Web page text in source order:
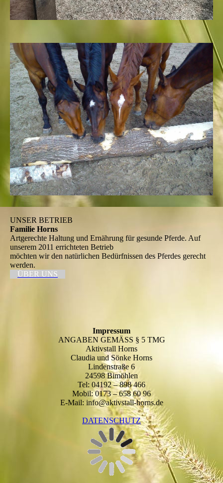
UNSER BETRIEB
Familie Horns
Artgerechte Haltung und Ernährung für gesunde Pferde. Auf
unserem 2011 errichteten Betrieb
möchten wir den natürlichen Bedürfnissen des Pferdes gerecht
werden.
ÜBER UNS
Impressum
ANGABEN GEMÄSS § 5 TMG
Aktivstall Horns
Claudia und Sönke Horns
Lindenstraße 6
24598 Bimöhlen
Tel: 04192 – 898 466
Mobil: 0173 – 658 60 96
E-Mail: info@aktivstall-horns.de
DATENSCHUTZ